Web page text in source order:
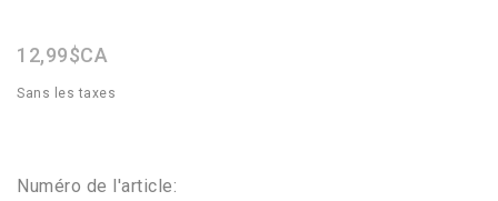
12,99$CA
Sans les taxes
Numéro de l'article: